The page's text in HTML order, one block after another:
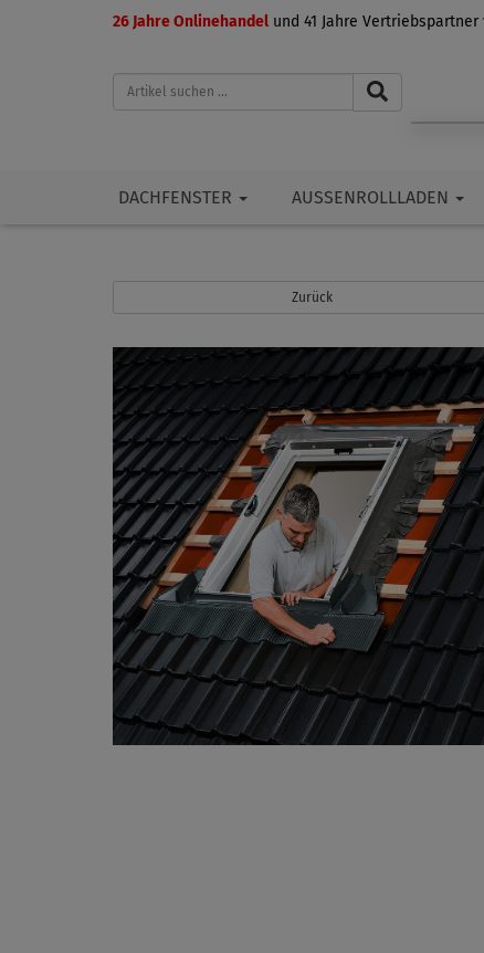
26 Jahre Onlinehandel und 41 Jahre Vertriebspartner
DACHFENSTER AUSSENROLLLADEN
Zurück